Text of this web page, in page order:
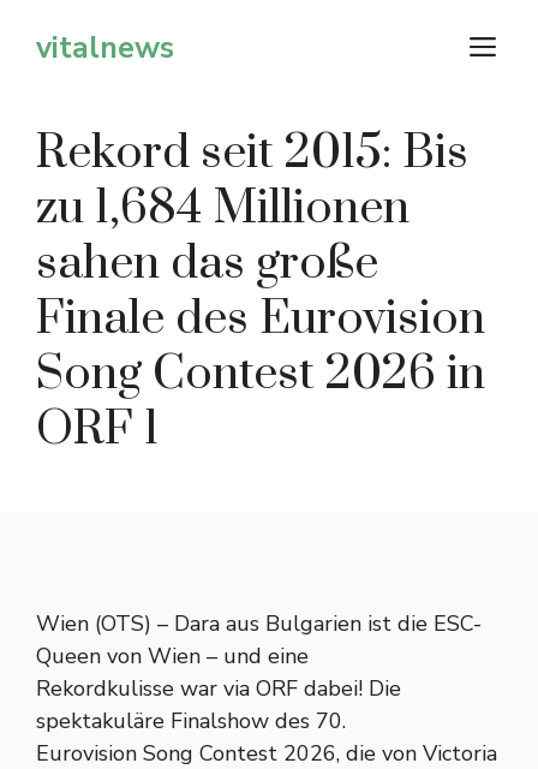
Inhaltvitalnews
Rekord seit 2015: Bis
zu 1,684 Millionen
sahen das große
Finale des Eurovision
Song Contest 2026 in
ORF 1
Wien (OTS) – Dara aus Bulgarien ist die ESC-
Queen von Wien – und eine
Rekordkulisse war via ORF dabei! Die
spektakuläre Finalshow des 70.
Eurovision Song Contest 2026, die von Victoria